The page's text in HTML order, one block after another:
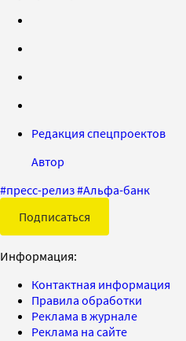
Редакция спецпроектов
Автор
#пресс-релиз#Альфа-банк
Подписаться
Информация:
Контактная информация
Правила обработки
Реклама в журнале
Реклама на сайте